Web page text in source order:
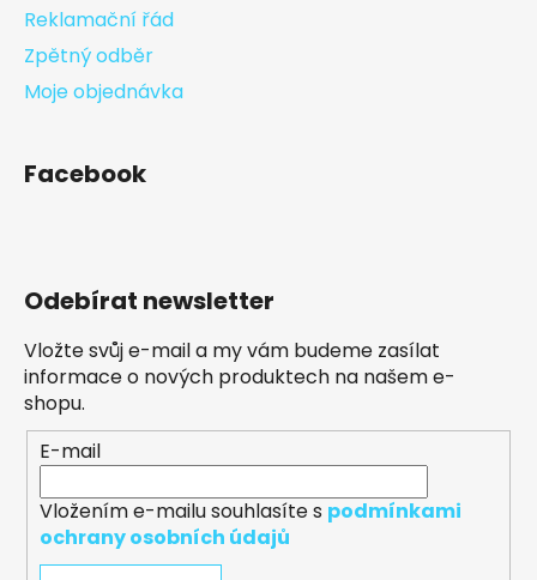
Reklamační řád
Zpětný odběr
Moje objednávka
Facebook
Odebírat newsletter
Vložte svůj e-mail a my vám budeme zasílat
informace o nových produktech na našem e-
shopu.
E-mail
Vložením e-mailu souhlasíte s podmínkami
ochrany osobních údajů